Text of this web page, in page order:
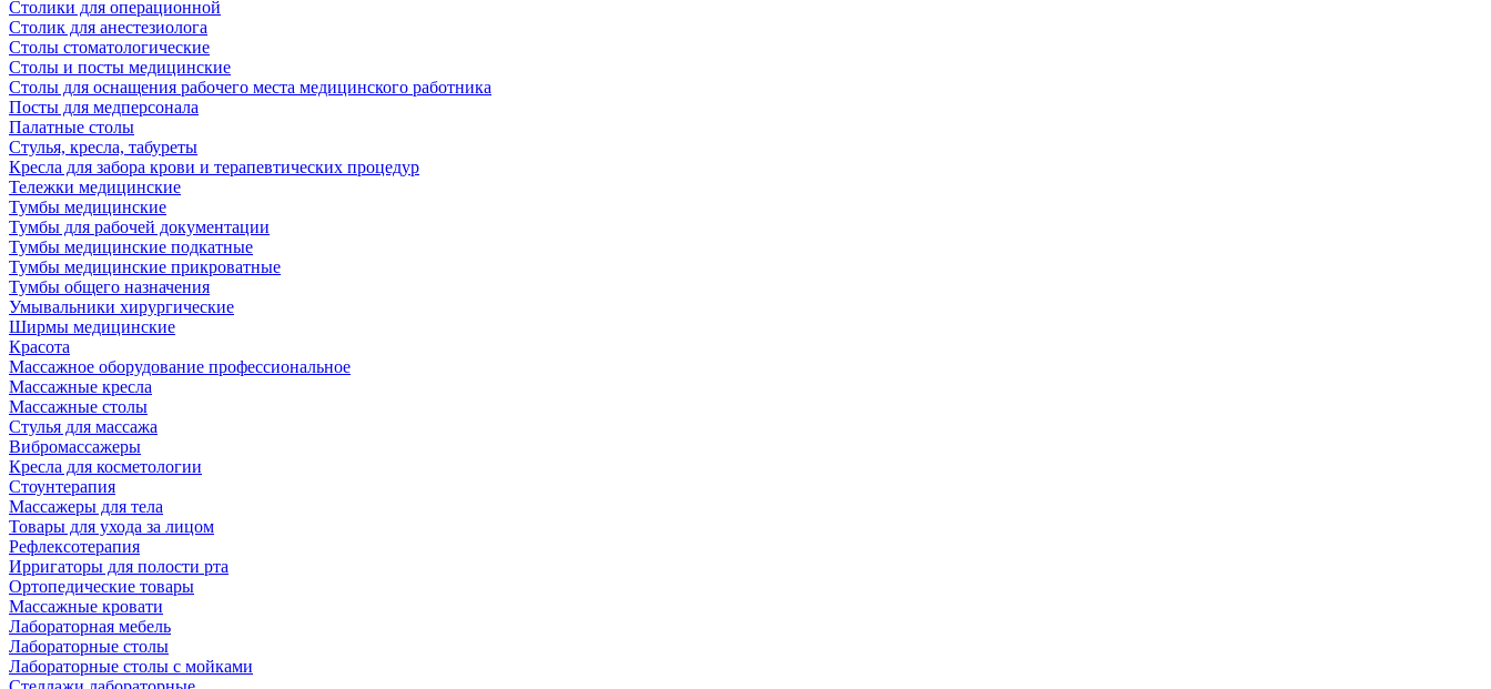
Столики для операционной
Столик для анестезиолога
Столы стоматологические
Столы и посты медицинские
Столы для оснащения рабочего места медицинского работника
Посты для медперсонала
Палатные столы
Стулья, кресла, табуреты
Кресла для забора крови и терапевтических процедур
Тележки медицинские
Тумбы медицинские
Тумбы для рабочей документации
Тумбы медицинские подкатные
Тумбы медицинские прикроватные
Тумбы общего назначения
Умывальники хирургические
Ширмы медицинские
Красота
Массажное оборудование профессиональное
Массажные кресла
Массажные столы
Стулья для массажа
Вибромассажеры
Кресла для косметологии
Стоунтерапия
Массажеры для тела
Товары для ухода за лицом
Рефлексотерапия
Ирригаторы для полости рта
Ортопедические товары
Массажные кровати
Лабораторная мебель
Лабораторные столы
Лабораторные столы с мойками